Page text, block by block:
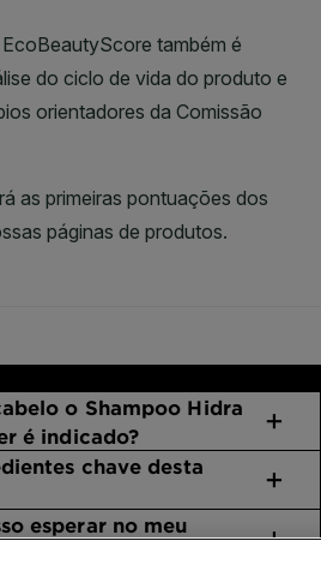
o Shampoo Hidra
é indicado?
chave desta
esperar no meu